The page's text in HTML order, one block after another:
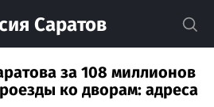
Саратов
за 108 миллионов
ко дворам: адреса